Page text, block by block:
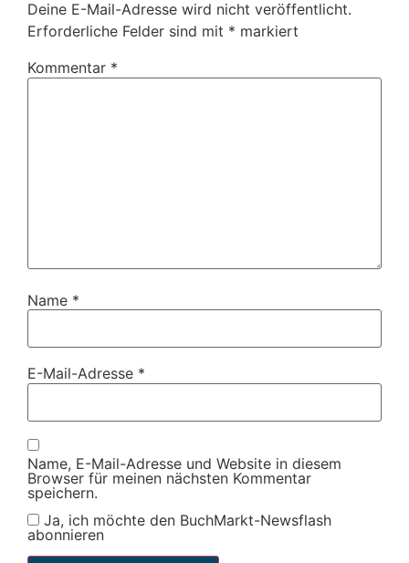
Deine E-Mail-Adresse wird nicht veröffentlicht.
Erforderliche Felder sind mit * markiert
Kommentar *
Name *
E-Mail-Adresse *
Name, E-Mail-Adresse und Website in diesem
Browser für meinen nächsten Kommentar
speichern.
Ja, ich möchte den BuchMarkt-Newsflash
abonnieren